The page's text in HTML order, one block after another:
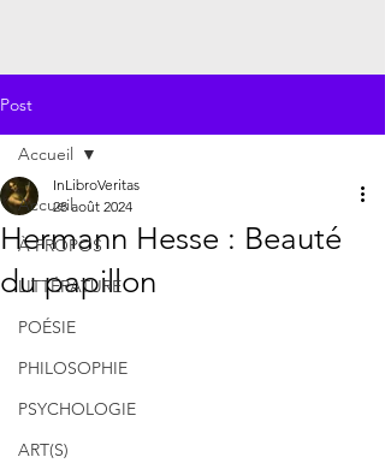
Post
Accueil
À PROPOS
LITTÉRATURE
POÉSIE
PHILOSOPHIE
PSYCHOLOGIE
ART(S)
Accueil
Hermann Hesse : Beauté
du papillon
InLibroVeritas
28 août 2024